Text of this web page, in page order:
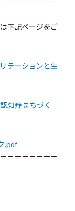
下記ページをご
テーションと生
知症まちづく
.pdf
＝＝＝＝＝＝＝